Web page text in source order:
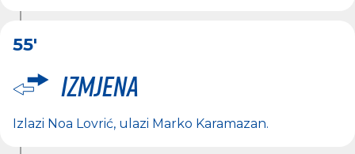
55'
Izmjena
Izlazi Noa Lovrić, ulazi Marko Karamazan.